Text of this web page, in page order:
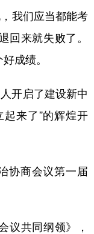
我们应当都能考
回来就失败了。
成绩。
开启了建设新中
起来了”的辉煌开
商会议第一届
共同纲领》，